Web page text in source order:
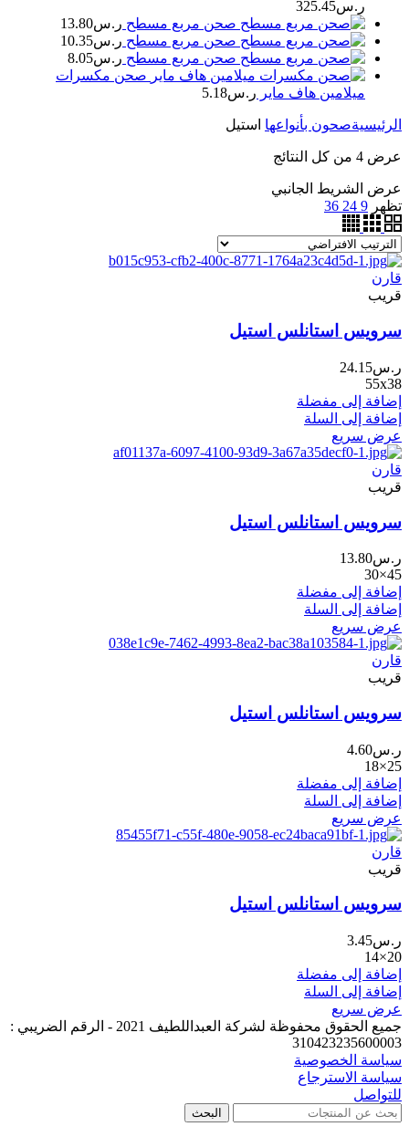
ر.س325.45
صحن مربع مسطح ر.س13.80
صحن مربع مسطح ر.س10.35
صحن مربع مسطح ر.س8.05
صحن مكسرات
ميلامين هاف ماير ر.س5.18
الرئيسيةصحون بأنواعها استيل
عرض ⁦4⁩ من كل النتائج
عرض الشريط الجانبي
تظهر 9
24
36
قارن
قريب
سرويس استانلس استيل
ر.س24.15
55x38
إضافة إلى مفضلة
إضافة إلى السلة
عرض سريع
قارن
قريب
سرويس استانلس استيل
ر.س13.80
45×30
إضافة إلى مفضلة
إضافة إلى السلة
عرض سريع
قارن
قريب
سرويس استانلس استيل
ر.س4.60
25×18
إضافة إلى مفضلة
إضافة إلى السلة
عرض سريع
قارن
قريب
سرويس استانلس استيل
ر.س3.45
20×14
إضافة إلى مفضلة
إضافة إلى السلة
عرض سريع
جميع الحقوق محفوظة لشركة العبداللطيف 2021 - الرقم الضريبي :
310423235600003
سياسة الخصوصية
سياسة الاسترجاع
للتواصل
البحث